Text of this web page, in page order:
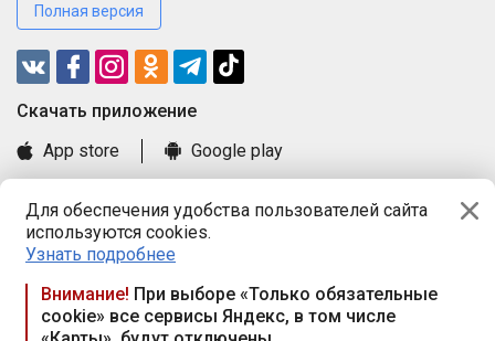
Для обеспечения удобства пользователей сайта
используются cookies.
Узнать подробнее
Внимание! При выборе «Только обязательные
cookie» все сервисы Яндекс, в том числе
Полная версия
Cкачать приложение
App store
Google play
Книга замечаний и предложений
Правила и документы
Praca.by © 2000—2026, ООО «ПРАЦА БАЙ»
Республика Беларусь, 220114, г. Минск, пр-т Независимости
117а, пом. № 9.